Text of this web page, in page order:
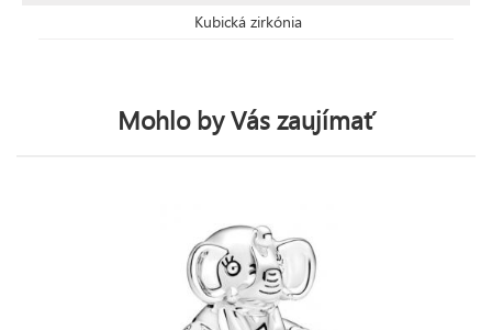
Kubická zirkónia
Mohlo by Vás zaujímať